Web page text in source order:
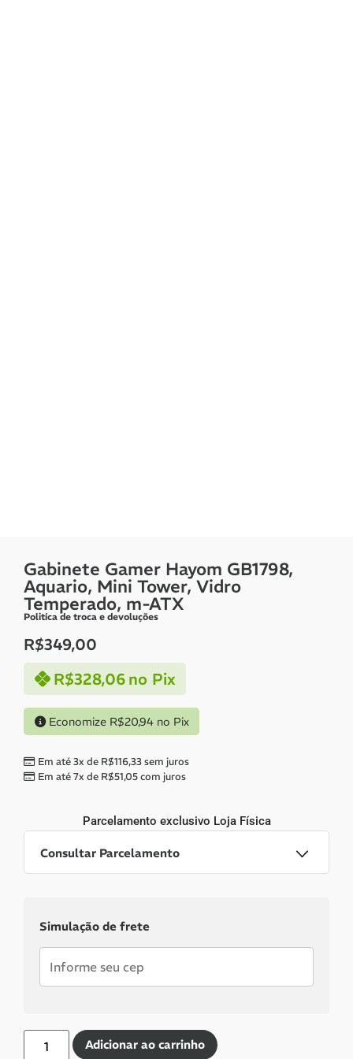
Gabinete Gamer Hayom GB1798,
Aquario, Mini Tower, Vidro
Temperado, m-ATX
Politíca de troca e devoluções
R$349,00
Em até 3x de R$116,33sem juros
Em até 7x de R$51,05com juros
R$328,06 no Pix
Economize R$20,94no Pix
Parcelamento exclusivo Loja Física
Consultar Parcelamento
Pix:R$328,06 Aprovação imediata
Economize
Aprovação imediata
Simulação de frete
Adicionar ao carrinho